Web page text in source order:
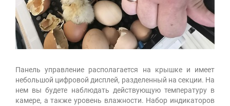
Панель управление располагается на крышке и имеет
небольшой цифровой дисплей, разделенный на секции. На
нем вы будете наблюдать действующую температуру в
камере, а также уровень влажности. Набор индикаторов